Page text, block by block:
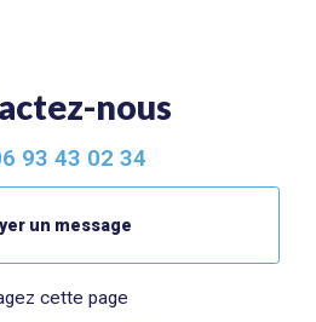
nous
93 43 02 34
un message
cette page